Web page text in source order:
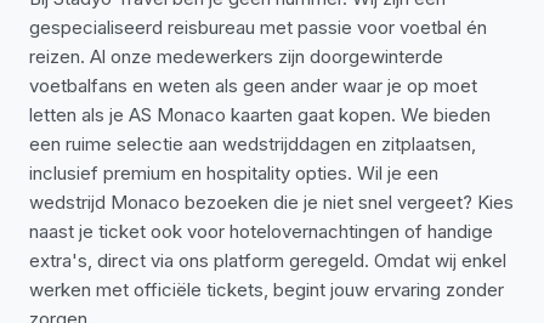
gespecialiseerd reisbureau met passie voor voetbal én
reizen. Al onze medewerkers zijn doorgewinterde
voetbalfans en weten als geen ander waar je op moet
letten als je AS Monaco kaarten gaat kopen. We bieden
een ruime selectie aan wedstrijddagen en zitplaatsen,
inclusief premium en hospitality opties. Wil je een
wedstrijd Monaco bezoeken die je niet snel vergeet? Kies
naast je ticket ook voor hotelovernachtingen of handige
extra's, direct via ons platform geregeld. Omdat wij enkel
werken met officiële tickets, begint jouw ervaring zonder